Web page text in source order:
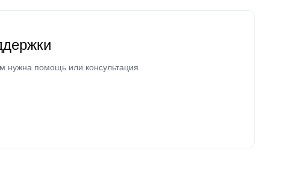
нужна помощь или консультация